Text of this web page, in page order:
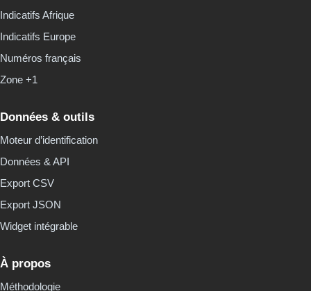
Indicatifs Afrique
Indicatifs Europe
Numéros français
Zone +1
Données & outils
Moteur d’identification
Données & API
Export CSV
Export JSON
Widget intégrable
À propos
Méthodologie